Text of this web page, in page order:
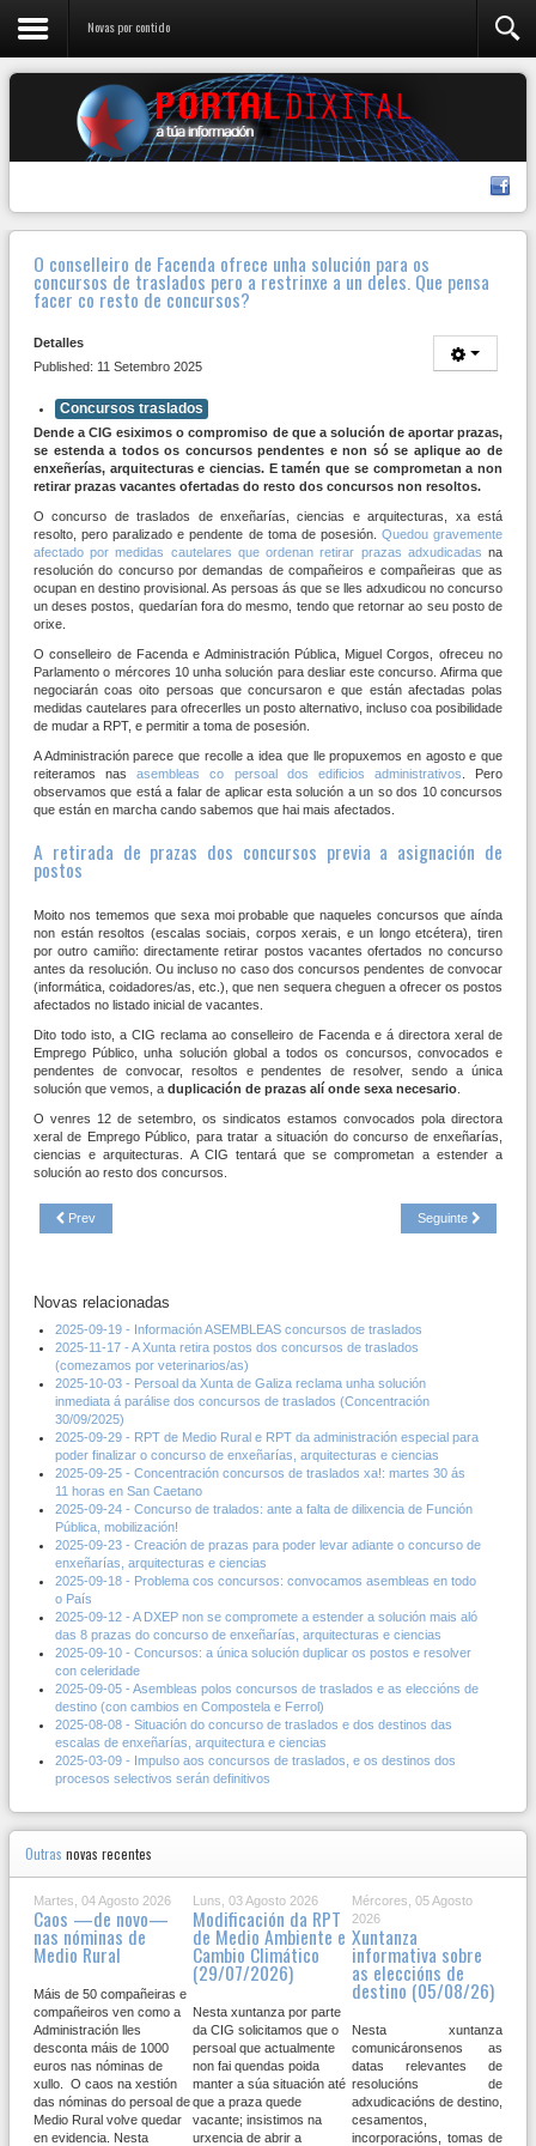
Novas por contido
O conselleiro de Facenda ofrece unha solución para os
concursos de traslados pero a restrinxe a un deles. Que pensa
facer co resto de concursos?
Detalles
Published: 11 Setembro 2025
Concursos traslados
Dende a CIG esiximos o compromiso de que a solución de aportar prazas,
se estenda a todos os concursos pendentes e non só se aplique ao de
enxeñerías, arquitecturas e ciencias. E tamén que se comprometan a non
retirar prazas vacantes ofertadas do resto dos concursos non resoltos.
O concurso de traslados de enxeñarías, ciencias e arquitecturas, xa está
resolto, pero paralizado e pendente de toma de posesión. Quedou gravemente
afectado por medidas cautelares que ordenan retirar prazas adxudicadas na
resolución do concurso por demandas de compañeiros e compañeiras que as
ocupan en destino provisional. As persoas ás que se lles adxudicou no concurso
un deses postos, quedarían fora do mesmo, tendo que retornar ao seu posto de
orixe.
O conselleiro de Facenda e Administración Pública, Miguel Corgos, ofreceu no
Parlamento o mércores 10 unha solución para desliar este concurso. Afirma que
negociarán coas oito persoas que concursaron e que están afectadas polas
medidas cautelares para ofrecerlles un posto alternativo, incluso coa posibilidade
de mudar a RPT, e permitir a toma de posesión.
A Administración parece que recolle a idea que lle propuxemos en agosto e que
reiteramos nasasembleas co persoal dos edificios administrativos . Pero
observamos que está a falar de aplicar esta solución a un so dos 10 concursos
que están en marcha cando sabemos que hai mais afectados.
A retirada de prazas dos concursos previa a asignación de
postos
Moito nos tememos que sexa moi probable que naqueles concursos que aínda
non están resoltos (escalas sociais, corpos xerais, e un longo etcétera), tiren
por outro camiño: directamente retirar postos vacantes ofertados no concurso
antes da resolución. Ou incluso no caso dos concursos pendentes de convocar
(informática, coidadores/as, etc.), que nen sequera cheguen a ofrecer os postos
afectados no listado inicial de vacantes.
Dito todo isto, a CIG reclama ao conselleiro de Facenda e á directora xeral de
Emprego Público, unha solución global a todos os concursos, convocados e
pendentes de convocar, resoltos e pendentes de resolver, sendo a única
solución que vemos, a duplicación de prazas alí onde sexa necesario
O venres 12 de setembro, os sindicatos estamos convocados pola directora
xeral de Emprego Público, para tratar a situación do concurso de enxeñarías,
ciencias e arquitecturas. A CIG tentará que se comprometan a estender a
solución ao resto dos concursos.
Prev Seguinte
Novas relacionadas
2025-09-19 - Información ASEMBLEAS concursos de traslados
2025-11-17 - A Xunta retira postos dos concursos de traslados
(comezamos por veterinarios/as)
2025-10-03 - Persoal da Xunta de Galiza reclama unha solución
inmediata á parálise dos concursos de traslados (Concentración
30/09/2025)
2025-09-29 - RPT de Medio Rural e RPT da administración especial para
poder finalizar o concurso de enxeñarías, arquitecturas e ciencias
2025-09-25 - Concentración concursos de traslados xa!: martes 30 ás
11 horas en San Caetano
2025-09-24 - Concurso de tralados: ante a falta de dilixencia de Función
Pública, mobilización!
2025-09-23 - Creación de prazas para poder levar adiante o concurso de
enxeñarías, arquitecturas e ciencias
2025-09-18 - Problema cos concursos: convocamos asembleas en todo
o País
2025-09-12 - A DXEP non se compromete a estender a solución mais aló
das 8 prazas do concurso de enxeñarías, arquitecturas e ciencias
2025-09-10 - Concursos: a única solución duplicar os postos e resolver
con celeridade
2025-09-05 - Asembleas polos concursos de traslados e as eleccións de
destino (con cambios en Compostela e Ferrol)
2025-08-08 - Situación do concurso de traslados e dos destinos das
escalas de enxeñarías, arquitectura e ciencias
2025-03-09 - Impulso aos concursos de traslados, e os destinos dos
procesos selectivos serán definitivos
Outras novas recentes
Martes, 04 Agosto 2026
Caos —de novo—
nas nóminas de
Medio Rural
Máis de 50 compañeiras e
compañeiros ven como a
Administración lles
desconta máis de 1000
euros nas nóminas de
xullo. O caos na xestión
das nóminas do persoal de
Medio Rural volve quedar
en evidencia. Nesta
Luns, 03 Agosto 2026
Modificación da RPT
de Medio Ambiente e
Cambio Climático
(29/07/2026)
Nesta xuntanza por parte
da CIG solicitamos que o
persoal que actualmente
non fai quendas poida
manter a súa situación até
que a praza quede
vacante; insistimos na
urxencia de abrir a
Mércores, 05 Agosto
2026
Xuntanza
informativa sobre
as eleccións de
destino (05/08/26)
Nesta xuntanza
comunicáronsenos as
datas relevantes de
resolucións de
adxudicacións de destino,
cesamentos,
incorporacións, tomas de